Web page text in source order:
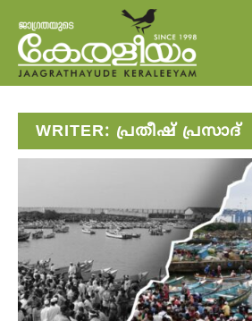
WRITER: പ്രതീഷ് പ്രസാദ്‌